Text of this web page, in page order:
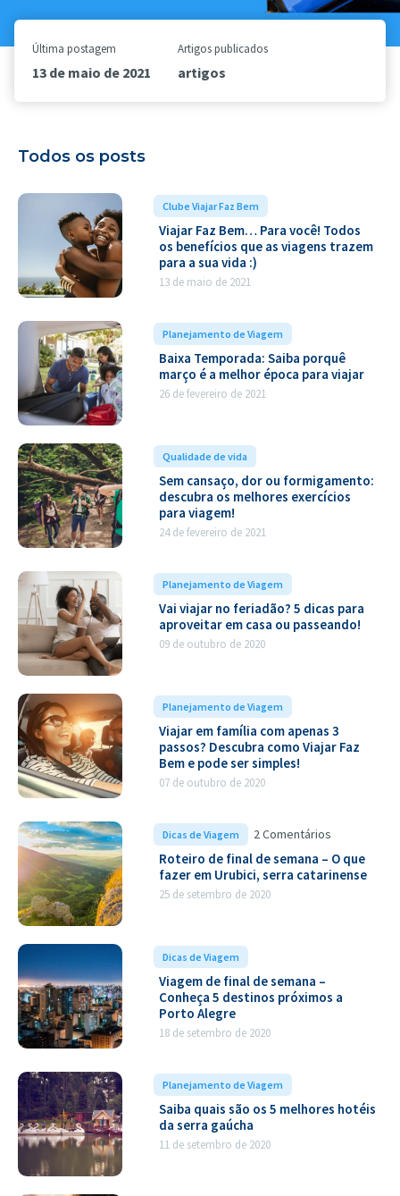
Última postagem
13 de maio de 2021
Artigos publicados
artigos
Todos os posts
Clube Viajar Faz Bem
Viajar Faz Bem… Para você! Todos
os benefícios que as viagens trazem
para a sua vida :)
13 de maio de 2021
Planejamento de Viagem
Baixa Temporada: Saiba porquê
março é a melhor época para viajar
26 de fevereiro de 2021
Qualidade de vida
Sem cansaço, dor ou formigamento:
descubra os melhores exercícios
para viagem!
24 de fevereiro de 2021
Planejamento de Viagem
Vai viajar no feriadão? 5 dicas para
aproveitar em casa ou passeando!
09 de outubro de 2020
Planejamento de Viagem
Viajar em família com apenas 3
passos? Descubra como Viajar Faz
Bem e pode ser simples!
07 de outubro de 2020
Dicas de Viagem 2 Comentários
Roteiro de final de semana – O que
fazer em Urubici, serra catarinense
25 de setembro de 2020
Dicas de Viagem
Viagem de final de semana –
Conheça 5 destinos próximos a
Porto Alegre
18 de setembro de 2020
Planejamento de Viagem
Saiba quais são os 5 melhores hotéis
da serra gaúcha
11 de setembro de 2020